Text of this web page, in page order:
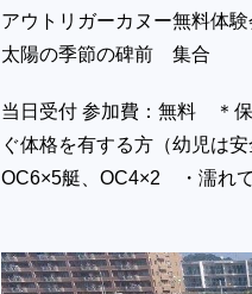
アウトリガーカヌー無料体
太陽の季節の碑前 集合
当日受付 参加費：無料 ＊
ぐ体格を有する方（幼児は
OC6×5艇、OC4×2 ・濡れて